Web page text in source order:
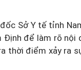
Sở Y tế tỉnh
để làm rõ nội
thời điểm xảy ra